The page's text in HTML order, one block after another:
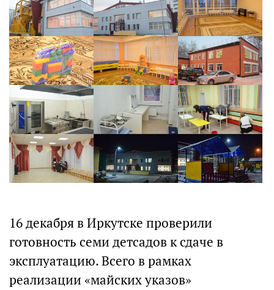
16 декабря в Иркутске проверили
готовность семи детсадов к сдаче в
эксплуатацию. Всего в рамках
реализации «майских указов»